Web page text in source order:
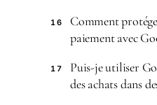
16
Comment
paiement avec
17
Puis-je utiliser
des achats dans